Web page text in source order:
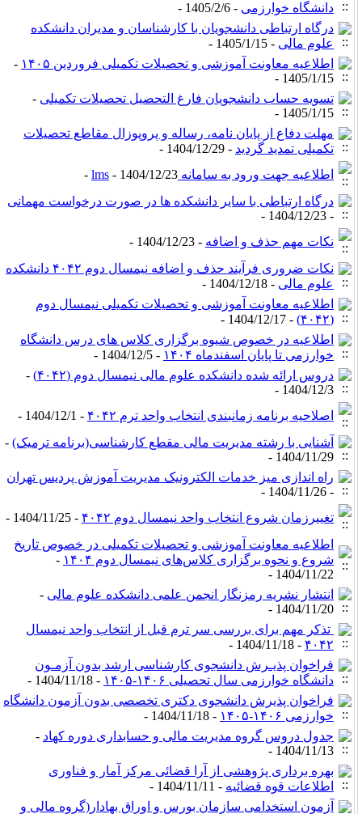
دانشگاه خوارزمی- 1405/2/6 -
درگاه ارتباطی دانشجویان با کارشناسان و مدیران دانشکده
علوم مالی- 1405/1/15 -
اطلاعیه معاونت آموزشی و تحصیلات تکمیلی فروردین ۱۴۰۵
-
1405/1/15 -
تسویه حساب دانشجویان فارغ التحصیل تحصیلات تکمیلی-
1405/1/15 -
مهلت دفاع از پایان نامه، رساله و پروپوزال مقاطع تحصیلات
تکمیلی تمدید گردید- 1404/12/29 -
اطلاعیه جهت ورود به سامانه lms- 1404/12/23 -
درگاه ارتباطی با سایر دانشکده ها در صورت درخواست مهمانی
نکات مهم حذف و اضافه- 1404/12/23 -
نکات ضروری فرآیند حذف و اضافه نیمسال دوم ۴۰۴۲ دانشکده
علوم مالی- 1404/12/18 -
اطلاعیه معاونت آموزشی و تحصیلات تکمیلی نیمسال دوم
- 1404/12/17 -
اطلاعیه در خصوص شیوه برگزاری کلاس های درس دانشگاه
خوارزمی تا پایان اسفندماه ۱۴۰۴
- 1404/12/5 -
دروس ارائه شده دانشکده علوم مالی نیمسال دوم (۴۰۴۲)
-
1404/12/3 -
اصلاحیه برنامه زمانبندی انتخاب واحد ترم ۴۰۴۲
- 1404/12/1 -
آشنایی با رشته مدیریت مالی مقطع کارشناسی(برنامه ترمیک)-
1404/11/29 -
راه اندازی میز خدمات الکترونیک مدیریت آموزش پردیس تهران
تغییرزمان شروع انتخاب واحد نیمسال دوم ۴۰۴۲
- 1404/11/25 -
اطلاعیه معاونت آموزشی و تحصیلات تکمیلی در خصوص تاریخ
شروع و نحوه برگزاری کلاس‌های نیمسال دوم ۱۴۰۴
-
1404/11/22 -
انتشار نشریه رمزنگار انجمن علمی دانشکده علوم مالی-
1404/11/20 -
تذکر مهم برای بررسی سر ترم قبل از انتخاب واحد نیمسال
۴۰۴۲ - 1404/11/18 -
فراخوان پذیـرش دانشجوی کارشناسی­ ارشد بدون آزمـون
دانشگاه خوارزمی سال تحصیلی ۱۴۰۶-۱۴۰۵
- 1404/11/18 -
فراخوان پذیرش دانشجوی دکتری تخصصی بدون آزمون دانشگاه
خوارزمی ۱۴۰۶-۱۴۰۵
- 1404/11/18 -
جدول دروس گروه مدیریت مالی و حسابداری دوره کهاد-
1404/11/13 -
بهره برداری پژوهشی از آرا قضائی مرکز آمار و فناوری
اطلاعات قوه قضائیه- 1404/11/11 -
آزمون استخدامی سازمان بورس و اوراق بهادار(گروه مالی و